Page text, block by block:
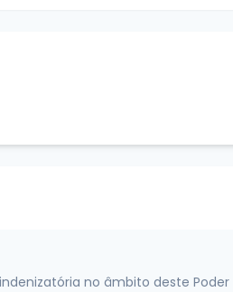
no âmbito deste Poder